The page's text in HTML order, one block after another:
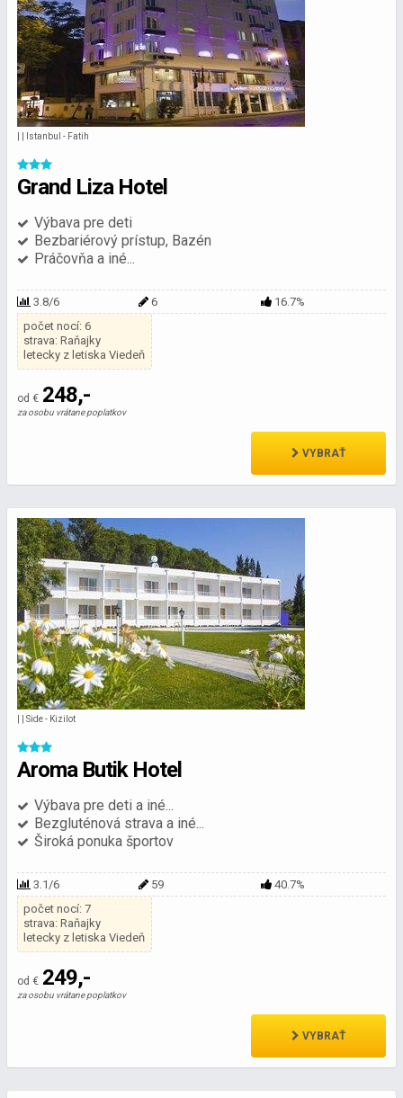
| | Istanbul - Fatih
Grand Liza Hotel
Výbava pre deti
Bezbariérový prístup, Bazén
Práčovňa a iné...
3.8/6 6
16.7%
počet nocí: 6
strava: Raňajky
letecky z letiska Viedeň
od € 248,-
za osobu vrátane poplatkov
VYBRAŤ
| | Side - Kizilot
Aroma Butik Hotel
Výbava pre deti a iné...
Bezgluténová strava a iné...
Široká ponuka športov
3.1/6 59
40.7%
počet nocí: 7
strava: Raňajky
letecky z letiska Viedeň
od € 249,-
za osobu vrátane poplatkov
VYBRAŤ